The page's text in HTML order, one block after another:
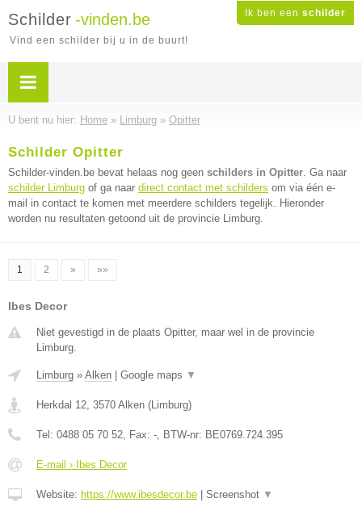
Ik ben een schilder
Schilder -vinden.be
Vind een schilder bij u in de buurt!
U bent nu hier: Home » Limburg » Opitter
Schilder Opitter
Schilder-vinden.be bevat helaas nog geen schilders in Opitter. Ga naar
schilder Limburg of ga naar direct contact met schilders om via één e-
mail in contact te komen met meerdere schilders tegelijk. Hieronder
worden nu resultaten getoond uit de provincie Limburg.
1 2 » »»
Ibes Decor
Niet gevestigd in de plaats Opitter, maar wel in de provincie
Limburg.
Limburg » Alken Google maps ▼
Herkdal 12, 3570 Alken (Limburg)
Tel: 0488 05 70 52, Fax: -, BTW-nr: BE0769.724.395
E-mail › Ibes Decor
Website: https://www.ibesdecor.be Screenshot ▼